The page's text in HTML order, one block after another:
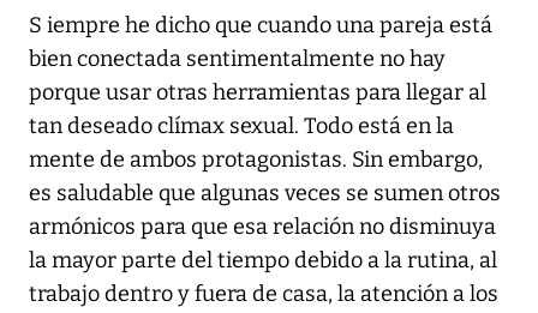
S iempre he dicho que cuando una pareja está
bien conectada sentimentalmente no hay
porque usar otras herramientas para llegar al
tan deseado clímax sexual. Todo está en la
mente de ambos protagonistas. Sin embargo,
es saludable que algunas veces se sumen otros
armónicos para que esa relación no disminuya
la mayor parte del tiempo debido a la rutina, al
trabajo dentro y fuera de casa, la atención a los